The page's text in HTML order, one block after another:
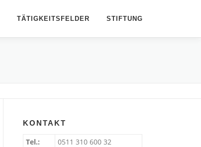
TÄTIGKEITSFELDER STIFTUNG
KONTAKT
Tel.:
0511 310 600 32